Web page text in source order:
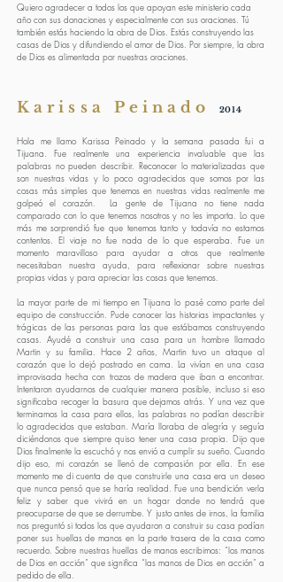
Quiero agradecer a todos los que apoyan este ministerio cada
año con sus donaciones y especialmente con sus oraciones. Tú
también estás haciendo la obra de Dios. Estás construyendo las
casas de Dios y difundiendo el amor de Dios. Por siempre, la obra
de Dios es alimentada por nuestras oraciones.
Karissa Peinado 2014
Hola me llamo Karissa Peinado y la semana pasada fui a
Tijuana. Fue realmente una experiencia invaluable que las
palabras no pueden describir. Reconocer lo materializadas que
son nuestras vidas y lo poco agradecidos que somos por las
cosas más simples que tenemos en nuestras vidas realmente me
golpeó el corazón.
La gente de Tijuana no tiene nada
comparado con lo que tenemos nosotros y no les importa. Lo que
más me sorprendió fue que tenemos tanto y todavía no estamos
contentos. El viaje no fue nada de lo que esperaba. Fue un
momento maravilloso para ayudar a otros que realmente
necesitaban nuestra ayuda, para reflexionar sobre nuestras
propias vidas y para apreciar las cosas que tenemos.
La mayor parte de mi tiempo en Tijuana lo pasé como parte del
equipo de construcción. Pude conocer las historias impactantes y
trágicas de las personas para las que estábamos construyendo
casas. Ayudé a construir una casa para un hombre llamado
Martin y su familia. Hace 2 años, Martin tuvo un ataque al
corazón que lo dejó postrado en cama. La vivían en una casa
improvisada hecha con trozos de madera que iban a encontrar.
Intentaron ayudarnos de cualquier manera posible, incluso si eso
significaba recoger la basura que dejamos atrás. Y una vez que
terminamos la casa para ellos, las palabras no podían describir
lo agradecidos que estaban. María lloraba de alegría y seguía
diciéndonos que siempre quiso tener una casa propia. Dijo que
Dios finalmente la escuchó y nos envió a cumplir su sueño. Cuando
dijo eso, mi corazón se llenó de compasión por ella. En ese
momento me di cuenta de que construirle una casa era un deseo
que nunca pensó que se haría realidad. Fue una bendición verla
feliz y saber que vivirá en un hogar donde no tendrá que
preocuparse de que se derrumbe. Y justo antes de irnos, la familia
nos preguntó si todos los que ayudaron a construir su casa podían
poner sus huellas de manos en la parte trasera de la casa como
recuerdo. Sobre nuestras huellas de manos escribimos: “los manos
de Dios en acción” que significa “las manos de Dios en acción” a
pedido de ella.